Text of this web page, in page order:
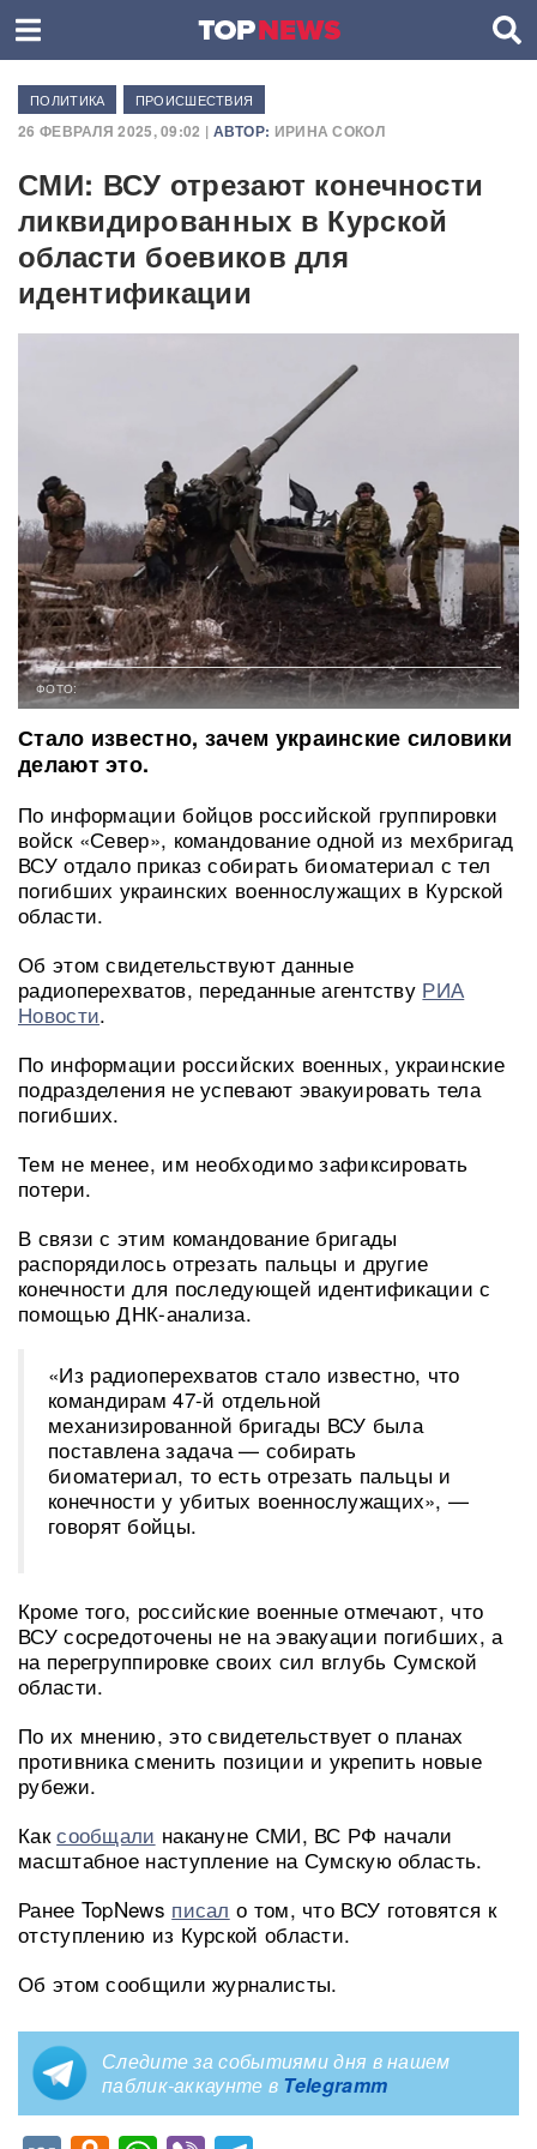
ПОЛИТИКА ПРОИСШЕСТВИЯ
26 ФЕВРАЛЯ 2025, 09:02 | АВТОР: ИРИНА СОКОЛ
СМИ: ВСУ отрезают конечности
ликвидированных в Курской
области боевиков для
идентификации
ФОТО:
Стало известно, зачем украинские силовики
делают это.
По информации бойцов российской группировки
войск «Север», командование одной из мехбригад
ВСУ отдало приказ собирать биоматериал с тел
погибших украинских военнослужащих в Курской
области.
Об этом свидетельствуют данные
радиоперехватов, переданные агентству РИА
Новости.
По информации российских военных, украинские
подразделения не успевают эвакуировать тела
погибших.
Тем не менее, им необходимо зафиксировать
потери.
В связи с этим командование бригады
распорядилось отрезать пальцы и другие
конечности для последующей идентификации с
помощью ДНК-анализа.
«Из радиоперехватов стало известно, что
командирам 47-й отдельной
механизированной бригады ВСУ была
поставлена задача — собирать
биоматериал, то есть отрезать пальцы и
конечности у убитых военнослужащих», —
говорят бойцы.
Кроме того, российские военные отмечают, что
ВСУ сосредоточены не на эвакуации погибших, а
на перегруппировке своих сил вглубь Сумской
области.
По их мнению, это свидетельствует о планах
противника сменить позиции и укрепить новые
рубежи.
Каксообщали накануне СМИ, ВС РФ начали
масштабное наступление на Сумскую область.
Ранее TopNews писал о том, что ВСУ готовятся к
отступлению из Курской области.
Об этом сообщили журналисты.
Следите за событиями дня в нашем
паблик-аккаунте в Telegramm